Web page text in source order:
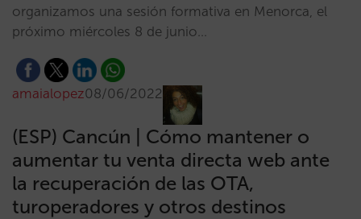
organizamos una sesión formativa en Menorca, el
próximo miércoles 8 de junio…
amaialopez08/06/2022
(ESP) Cancún | Cómo mantener o
aumentar tu venta directa web ante
la recuperación de las OTA,
turoperadores y otros destinos